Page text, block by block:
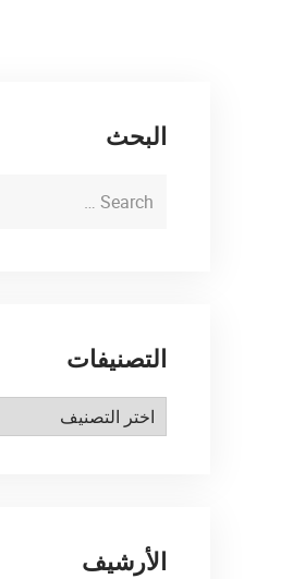
البحث
التصنيفات
الأرشيف